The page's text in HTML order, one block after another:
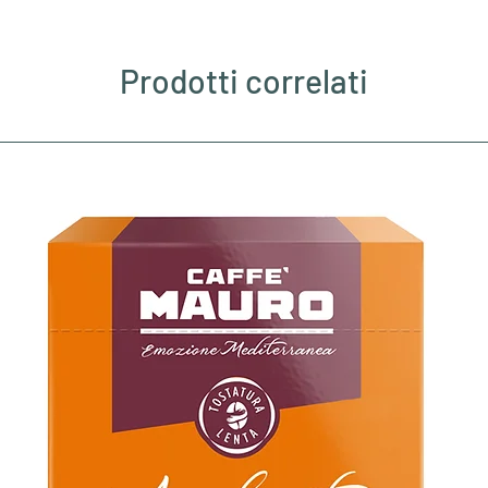
Prodotti correlati